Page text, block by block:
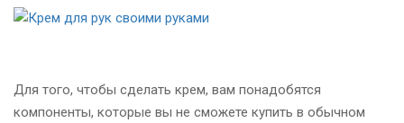
Для того, чтобы сделать крем, вам понадобятся
компоненты, которые вы не сможете купить в обычном